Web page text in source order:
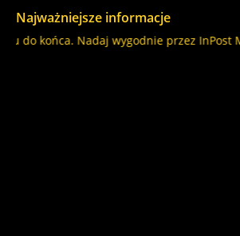
Najważniejsze informacje
końca. Nadaj wygodnie przez InPost Mobile